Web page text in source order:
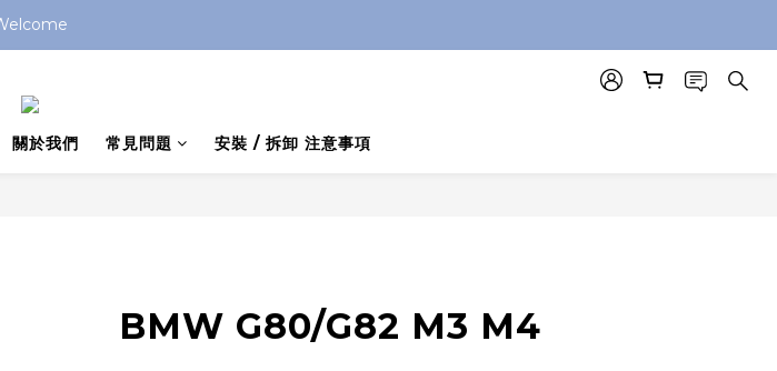
關於我們 常見問題 安裝 / 拆卸 注意事項
BMW G80/G82 M3 M4